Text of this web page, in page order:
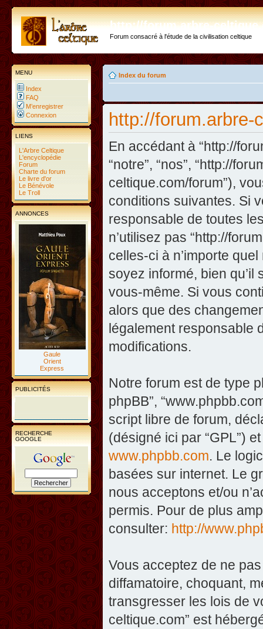
http://forum.arbre-
Forum consacré à l'étude de la civilisation celtique
MENU
Index
FAQ
M’enregistrer
Connexion
LIENS
L'Arbre Celtique
L'encyclopédie
Forum
Charte du forum
Le livre d'or
Le Bénévole
Le Troll
ANNONCES
Gaule
Orient
Express
PUBLICITÉS
RECHERCHE
GOOGLE
Index du forum
http://forum.arbre-
En accédant à “http://
“notre”, “nos”, “http://
celtique.com/forum”),
conditions suivantes. Si
responsable de toutes
n’utilisez pas “http://
celles-ci à n’importe
soyez informé, bien
vous-même. Si vous
alors que des
légalement responsable
modifications.
Notre forum est de type
phpBB”,
script libre de forum,
(désigné ici par “GPL”)
www.phpbb.com. Le
basées sur internet. Le
nous acceptons et/ou
permis. Pour de plus
consulter: http://
Vous acceptez de ne
diffamatoire, choquant,
transgresser les lois de
celtique.com” est